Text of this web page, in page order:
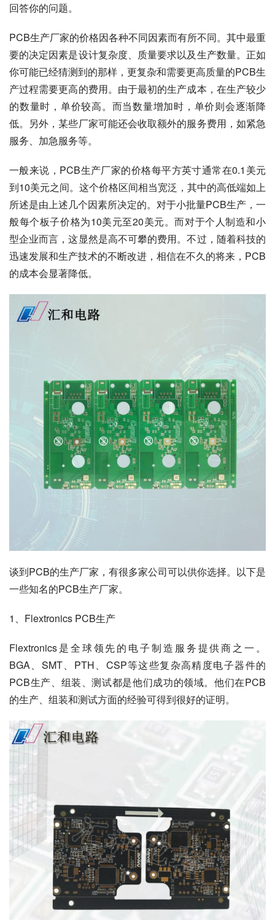
回答你的问题。
PCB生产厂家的价格因各种不同因素而有所不同。其中最重
要的决定因素是设计复杂度、质量要求以及生产数量。正如
你可能已经猜测到的那样，更复杂和需要更高质量的PCB生
产过程需要更高的费用。由于最初的生产成本，在生产较少
的数量时，单价较高。而当数量增加时，单价则会逐渐降
低。另外，某些厂家可能还会收取额外的服务费用，如紧急
服务、加急服务等。
一般来说，PCB生产厂家的价格每平方英寸通常在0.1美元
到10美元之间。这个价格区间相当宽泛，其中的高低端如上
所述是由上述几个因素所决定的。对于小批量PCB生产，一
般每个板子价格为10美元至20美元。而对于个人制造和小
型企业而言，这显然是高不可攀的费用。不过，随着科技的
迅速发展和生产技术的不断改进，相信在不久的将来，PCB
的成本会显著降低。
谈到PCB的生产厂家，有很多家公司可以供你选择。以下是
一些知名的PCB生产厂家。
1、Flextronics PCB生产
Flextronics是全球领先的电子制造服务提供商之一。
BGA、SMT、PTH、CSP等这些复杂高精度电子器件的
PCB生产、组装、测试都是他们成功的领域。他们在PCB
的生产、组装和测试方面的经验可得到很好的证明。